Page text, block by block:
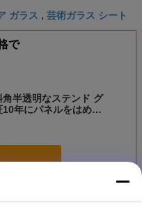
ガラス , 芸術ガラス シート
で
半透明なステンド グ
10年にパネルをはめま